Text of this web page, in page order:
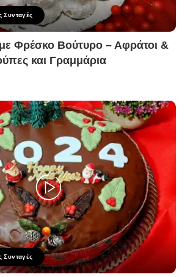
Συνταγές
Φρέσκο Βούτυρο – Αφράτοι &
και Γραμμάρια
Συνταγές